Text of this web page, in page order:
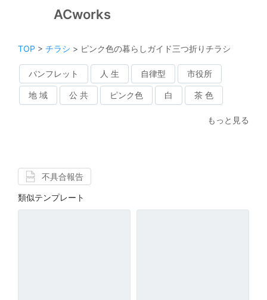
ACworks
TOP > チラシ > ピンク色の暮らしガイド三つ折りチラシ
パンフレット 人 生 自律型 市役所
地 域 公 共 ピンク色 白 茶 色
もっと見る
不具合報告
類似テンプレート